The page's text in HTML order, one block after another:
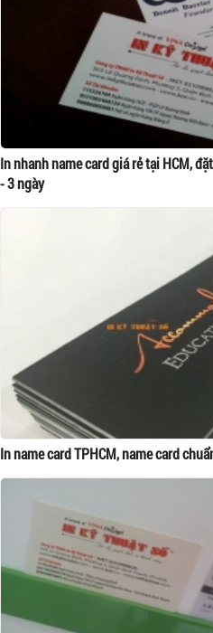
In nhanh name card giá rẻ tại HCM,
- 3 ngày
In name card TPHCM, name card